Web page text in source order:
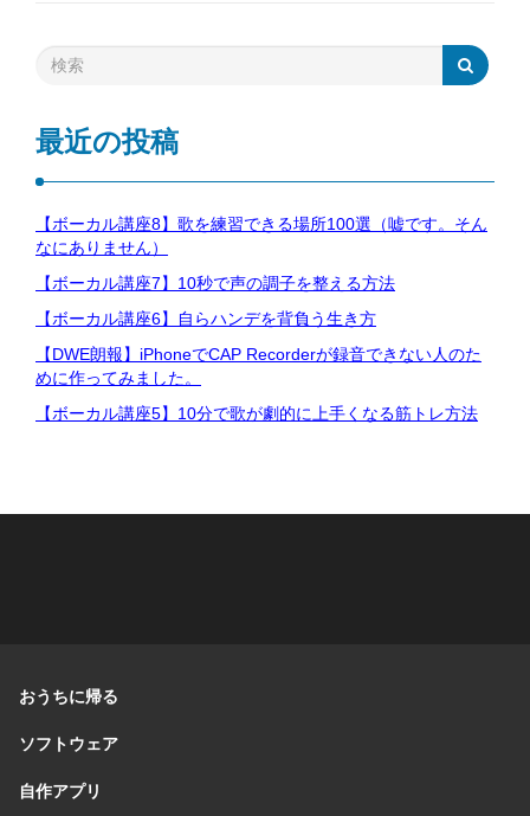
最近の投稿
【ボーカル講座8】歌を練習できる場所100選（嘘です。そん
なにありません）
【ボーカル講座7】10秒で声の調子を整える方法
【ボーカル講座6】自らハンデを背負う生き方
【DWE朗報】iPhoneでCAP Recorderが録音できない人のた
めに作ってみました。
【ボーカル講座5】10分で歌が劇的に上手くなる筋トレ方法
おうちに帰る
ソフトウェア
自作アプリ